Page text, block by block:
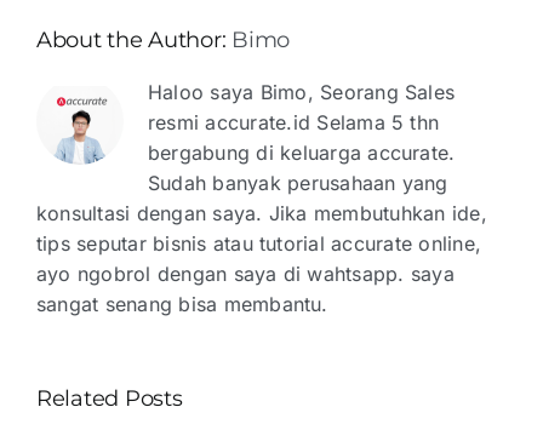
About the Author: Bimo
Haloo saya Bimo, Seorang Sales
resmi accurate.id Selama 5 thn
bergabung di keluarga accurate.
Sudah banyak perusahaan yang
konsultasi dengan saya. Jika membutuhkan ide,
tips seputar bisnis atau tutorial accurate online,
ayo ngobrol dengan saya di wahtsapp. saya
sangat senang bisa membantu.
Related Posts